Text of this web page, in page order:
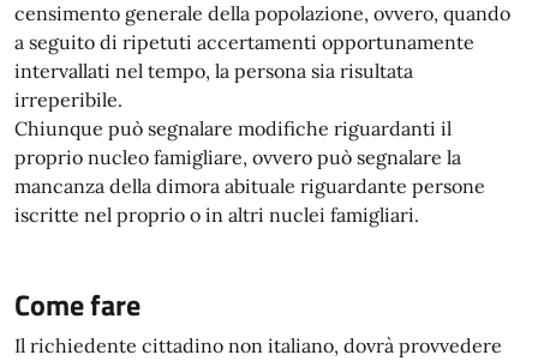
censimento generale della popolazione, ovvero, quando
a seguito di ripetuti accertamenti opportunamente
intervallati nel tempo, la persona sia risultata
irreperibile.
Chiunque può segnalare modifiche riguardanti il
proprio nucleo famigliare, ovvero può segnalare la
mancanza della dimora abituale riguardante persone
iscritte nel proprio o in altri nuclei famigliari.
Come fare
Il richiedente cittadino non italiano, dovrà provvedere